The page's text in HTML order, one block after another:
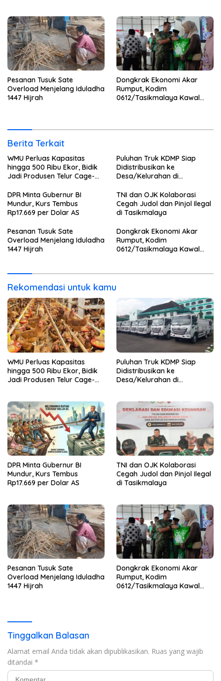
Pesanan Tusuk Sate
Overload Menjelang Iduladha
1447 Hijrah
Dongkrak Ekonomi Akar
Rumput, Kodim
0612/Tasikmalaya Kawal
Berita Terkait
WMU Perluas Kapasitas
hingga 500 Ribu Ekor, Bidik
Jadi Produsen Telur Cage-
Tenggara
Puluhan Truk KDMP Siap
Didistribusikan ke
Desa/Kelurahan di
DPR Minta Gubernur BI
Mundur, Kurs Tembus
Rp17.669 per Dolar AS
TNI dan OJK Kolaborasi
Cegah Judol dan Pinjol Ilegal
di Tasikmalaya
Pesanan Tusuk Sate
Overload Menjelang Iduladha
1447 Hijrah
Dongkrak Ekonomi Akar
Rumput, Kodim
0612/Tasikmalaya Kawal
Rekomendasi untuk kamu
WMU Perluas Kapasitas
hingga 500 Ribu Ekor, Bidik
Jadi Produsen Telur Cage-
Puluhan Truk KDMP Siap
Didistribusikan ke
Desa/Kelurahan di
DPR Minta Gubernur BI
Mundur, Kurs Tembus
Rp17.669 per Dolar AS
TNI dan OJK Kolaborasi
Cegah Judol dan Pinjol Ilegal
di Tasikmalaya
Pesanan Tusuk Sate
Overload Menjelang Iduladha
1447 Hijrah
Dongkrak Ekonomi Akar
Rumput, Kodim
0612/Tasikmalaya Kawal
Tinggalkan Balasan
Alamat email Anda tidak akan dipublikasikan. Ruas yang wajib
ditandai *